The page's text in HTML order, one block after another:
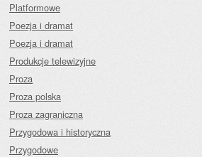
Platformowe
Poezja i dramat
Poezja i dramat
Produkcje telewizyjne
Proza
Proza polska
Proza zagraniczna
Przygodowa i historyczna
Przygodowe